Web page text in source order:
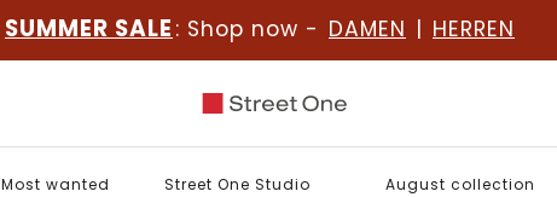
SUMMER SALE : Shop now - DAMEN | HERREN
Most wanted Street One Studio August collection